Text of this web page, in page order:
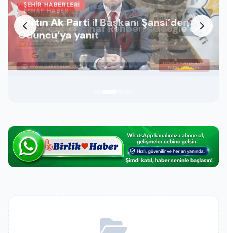
ŞEHIR HABERLERI
Bartın Ak Parti il Başkanı Şansi’den
Oduncu’ya yanıt
ESNAF HABER
Birlik Haber Esnaf Rehberi | Google’da
Öne Çıkın